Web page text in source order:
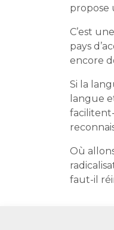
propose
C’est
pays
encore
Si la
langue
Où
faut-il